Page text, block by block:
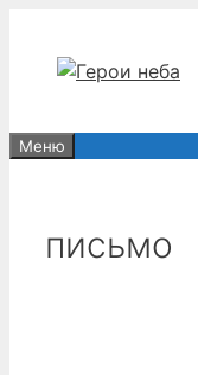
содержимому
Меню
письмо